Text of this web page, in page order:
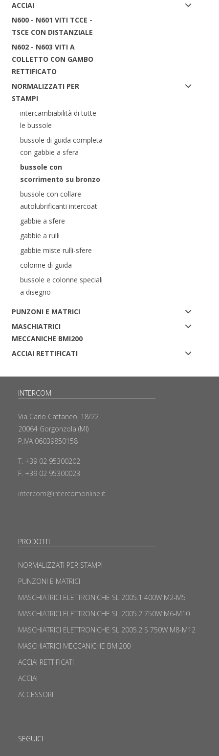
ACCIAI
N600 - N601 VITI TCCE -
TSCE CON DISTANZIALE
N602 - N603 VITI A
COLLETTO CON GAMBO
RETTIFICATO
NORMALIZZATI PER
STAMPI
intercambiabilità di tutte
le bussole
bussole di guida completa
con gabbie a sfera
bussole con
scorrimento su bronzo
bussole con collare
autolubrificanti intercoat
gabbie a sfere
gabbie a rulli
gabbie miste rulli-sfere
colonne di guida
bussole e colonne speciali
a disegno
PUNZONI E MATRICI
MASCHIATRICI
MECCANICHE BMI200
ACCIAI RETTIFICATI
INTERCOM
Via Carlo Cattaneo, 18/22
20064 Gorgonzola (MI)
P.IVA 06039850158
T. +39 02 95300202
F. +39 02 95300023
intercom@intercomonline.it
PRODOTTI
NORMALIZZATI PER STAMPI
PUNZONI E MATRICI
MASCHIATRICI ELETTRONICHE SL 2005.1 400W M2-M5
MASCHIATRICI ELETTRONICHE SL 2005.2 750W M6-M10
MASCHIATRICI ELETTRONICHE SL 2005.2 S 750W M8-M12
MASCHIATRICI MECCANICHE BMI200
ACCIAI RETTIFICATI
ACCIAI
ACCESSORI
SEGUICI